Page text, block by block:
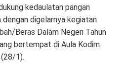
kedaulatan pangan
dengan digelarnya kegiatan
Beras Dalam Negeri Tahun
bertempat di Aula Kodim
1).